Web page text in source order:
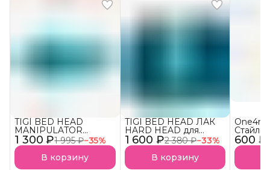
1 300 ₽1 995 ₽−35%
TIGI BED HEAD
MANIPULATOR
текстурирующая паста
для волос АКЦИЯ!
В корзину
1 600 ₽2 380 ₽−33%
TIGI BED HEAD ЛАК
HARD HEAD для
супер сильной
фиксации АКЦИЯ!
В корзину
600 ₽
четких